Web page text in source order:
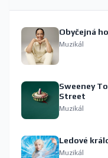
Obyčejná
Muzikál
Sweeney
Street
Muzikál
Ledové
Muzikál